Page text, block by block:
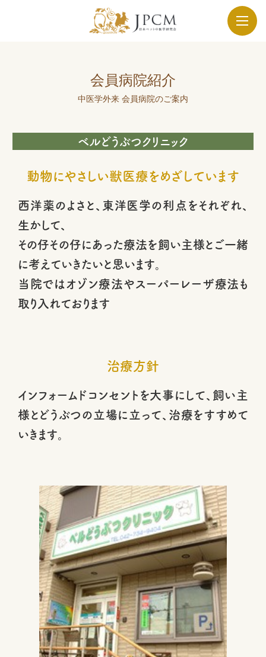
会員病院紹介
中医学外来 会員病院のご案内
ベルどうぶつクリニック
動物にやさしい獣医療をめざしています
西洋薬のよさと、東洋医学の利点をそれぞれ、
生かして、
その仔その仔にあった療法を飼い主様とご一緒
に考えていきたいと思います。
当院ではオゾン療法やスーパーレーザ療法も
取り入れております
治療方針
インフォームドコンセントを大事にして、飼い主
様とどうぶつの立場に立って、治療をすすめて
いきます。